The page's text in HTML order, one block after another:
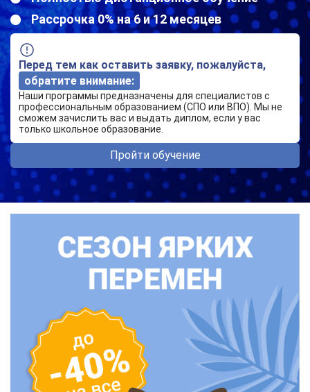
Рассрочка 0% на 6 и 12 месяцев
Перед тем как оставить заявку, пожалуйста,
обратите внимание:
Наши программы предназначены для специалистов с
профессиональным образованием (СПО или ВПО). Мы не
сможем зачислить вас и выдать диплом, если у вас
только школьное образование.
Пройти обучение